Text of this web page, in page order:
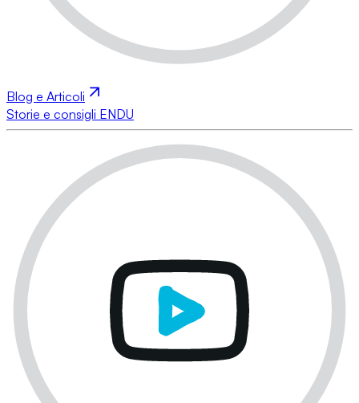
Blog e Articoli
Storie e consigli ENDU